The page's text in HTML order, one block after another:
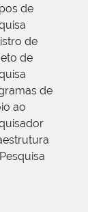
de
de
de
de
ao